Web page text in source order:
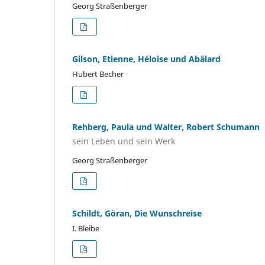
Georg Straßenberger
Gilson, Etienne, Héloise und Abälard
Hubert Becher
Rehberg, Paula und Walter, Robert Schumann
sein Leben und sein Werk
Georg Straßenberger
Schildt, Göran, Die Wunschreise
I. Bleibe